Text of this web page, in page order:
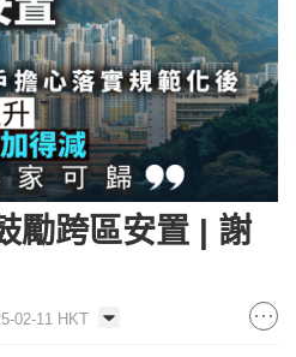
勵跨區安置 | 謝
02-11 HKT